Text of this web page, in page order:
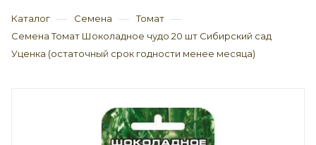
Каталог — Семена — Томат —
Семена Томат Шоколадное чудо 20 шт Сибирский сад
Уценка (остаточный срок годности менее месяца)